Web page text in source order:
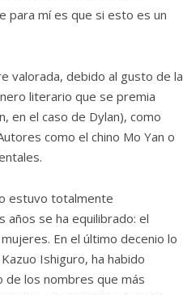
para mí es que si esto es un
valorada, debido al gusto de la
literario que se premia
en el caso de Dylan), como
como el chino Mo Yan o
estuvo totalmente
se ha equilibrado: el
En el último decenio lo
Ishiguro, ha habido
de los nombres que más